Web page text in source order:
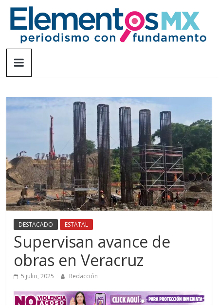
Saltar
contenido
Elementosmx
fundamento
DESTACADO ESTATAL
Supervisan avance de
obras en Veracruz
5 julio, 2025 Redacción